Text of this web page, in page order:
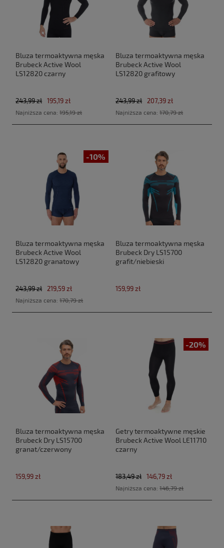
Bluza termoaktywna męska
Brubeck Active Wool
LS12820 czarny
195,19 zł
243,99 zł
Najniższa cena:195,19 zł
Bluza termoaktywna męska
Brubeck Active Wool
LS12820 grafitowy
207,39 zł
243,99 zł
Najniższa cena:170,79 zł
-10%
Bluza termoaktywna męska
Brubeck Active Wool
LS12820 granatowy
219,59 zł
243,99 zł
Najniższa cena:170,79 zł
Bluza termoaktywna męska
Brubeck Dry LS15700
grafit/niebieski
159,99 zł
Bluza termoaktywna męska
Brubeck Dry LS15700
granat/czerwony
159,99 zł
-20%
Getry termoaktywne męskie
Brubeck Active Wool LE11710
czarny
146,79 zł
183,49 zł
Najniższa cena:146,79 zł